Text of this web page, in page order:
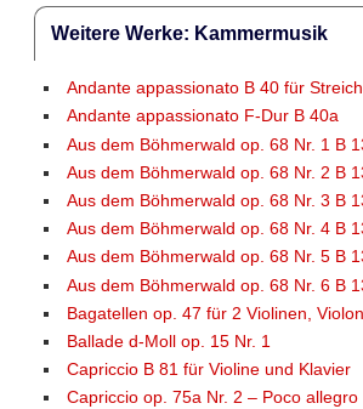
Weitere Werke: Kammermusik
Andante appassionato B 40 für
Andante appassionato F-Dur B 40a
Aus dem Böhmerwald op. 68 Nr. 1 B
Aus dem Böhmerwald op. 68 Nr. 2 B
Aus dem Böhmerwald op. 68 Nr. 3 B
Aus dem Böhmerwald op. 68 Nr. 4 B
Aus dem Böhmerwald op. 68 Nr. 5 B
Aus dem Böhmerwald op. 68 Nr. 6 B
Bagatellen op. 47 für 2 Violinen,
Ballade d-Moll op. 15 Nr. 1
Capriccio B 81 für Violine und Klavier
Capriccio op. 75a Nr. 2 – Poco allegro